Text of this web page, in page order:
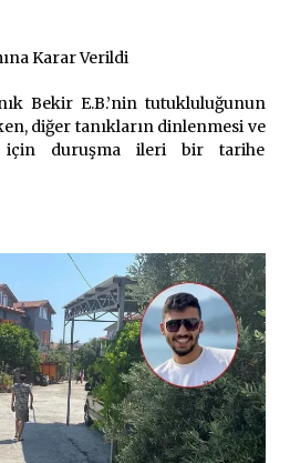
Karar Verildi
Bekir E.B.’nin tutukluluğunun
diğer tanıkların dinlenmesi ve
için duruşma ileri bir tarihe